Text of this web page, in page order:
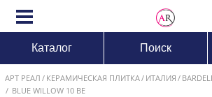
Каталог Поиск
АРТ РЕАЛ КЕРАМИЧЕСКАЯ ПЛИТКА ИТАЛИЯ
BLUE WILLOW 10 BE